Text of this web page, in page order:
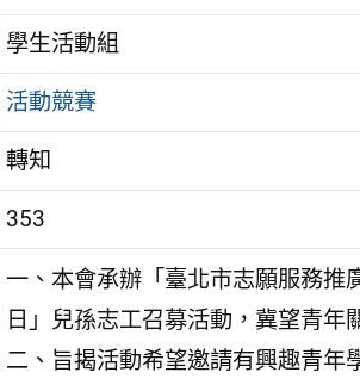
學生活動組
活動競賽
轉知
353
一、本會承辦「臺北市志願服務推
日」兒孫志工召募活動，冀望青年
二、旨揭活動希望邀請有興趣青